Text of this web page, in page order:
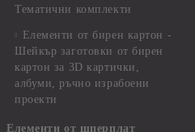
Тематични комплекти
Елементи от бирен картон -
Шейкър заготовки от бирен
картон за 3D картички,
албуми, ръчно израбоени
проекти
Елементи от шперплат